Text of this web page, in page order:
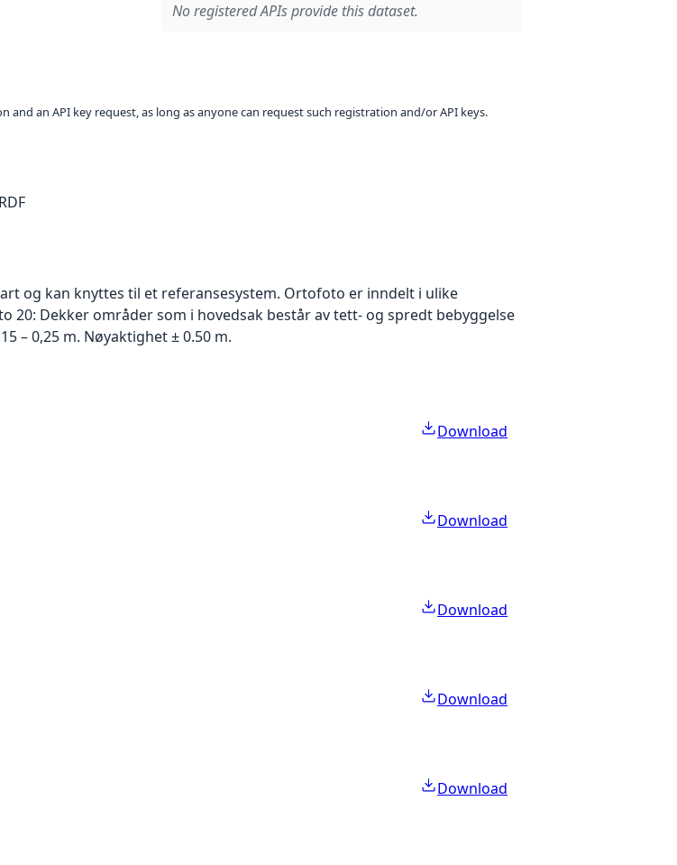
No registered APIs provide this dataset.
and an API key request, as long as anyone can request such registration and/or API keys.
RDF
og kan knyttes til et referansesystem. Ortofoto er inndelt i ulike
Dekker områder som i hovedsak består av tett- og spredt bebyggelse
– 0,25 m. Nøyaktighet ± 0.50 m.
Download
Download
Download
Download
Download